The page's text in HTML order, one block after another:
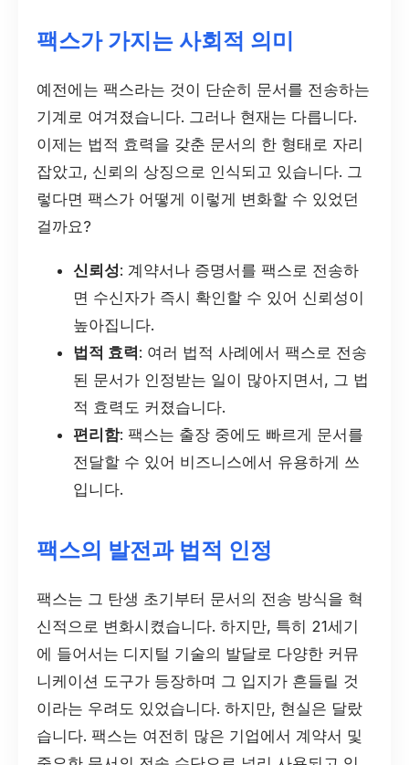
팩스가 가지는 사회적 의미
예전에는 팩스라는 것이 단순히 문서를 전송하는
기계로 여겨졌습니다. 그러나 현재는 다릅니다.
이제는 법적 효력을 갖춘 문서의 한 형태로 자리
잡았고, 신뢰의 상징으로 인식되고 있습니다. 그
렇다면 팩스가 어떻게 이렇게 변화할 수 있었던
걸까요?
신뢰성: 계약서나 증명서를 팩스로 전송하
면 수신자가 즉시 확인할 수 있어 신뢰성이
높아집니다.
법적 효력: 여러 법적 사례에서 팩스로 전송
된 문서가 인정받는 일이 많아지면서, 그 법
적 효력도 커졌습니다.
편리함: 팩스는 출장 중에도 빠르게 문서를
전달할 수 있어 비즈니스에서 유용하게 쓰
입니다.
팩스의 발전과 법적 인정
팩스는 그 탄생 초기부터 문서의 전송 방식을 혁
신적으로 변화시켰습니다. 하지만, 특히 21세기
에 들어서는 디지털 기술의 발달로 다양한 커뮤
니케이션 도구가 등장하며 그 입지가 흔들릴 것
이라는 우려도 있었습니다. 하지만, 현실은 달랐
습니다. 팩스는 여전히 많은 기업에서 계약서 및